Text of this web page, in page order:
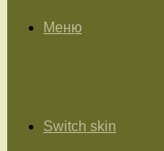
Меню
Switch skin